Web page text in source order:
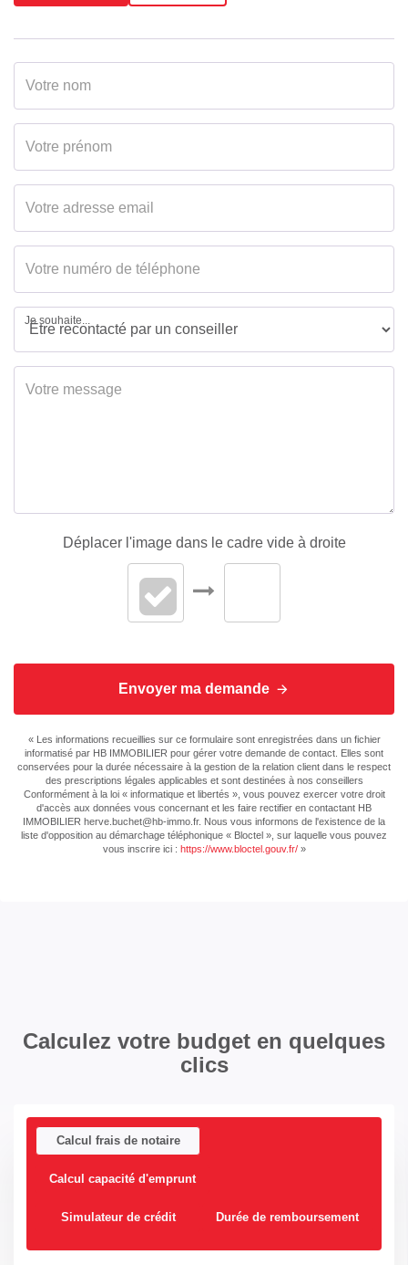
Je souhaite...
Déplacer l'image dans le cadre vide à droite
Envoyer ma demande
« Les informations recueillies sur ce formulaire sont enregistrées dans un fichier
informatisé par HB IMMOBILIER pour gérer votre demande de contact. Elles sont
conservées pour la durée nécessaire à la gestion de la relation client dans le respect
des prescriptions légales applicables et sont destinées à nos conseillers
Conformément à la loi « informatique et libertés », vous pouvez exercer votre droit
d'accès aux données vous concernant et les faire rectifier en contactant HB
IMMOBILIER herve.buchet@hb-immo.fr. Nous vous informons de l'existence de la
liste d'opposition au démarchage téléphonique « Bloctel », sur laquelle vous pouvez
vous inscrire ici : https://www.bloctel.gouv.fr/»
Calculez votre budget en quelques
clics
Calcul frais de notaire
Calcul capacité d'emprunt
Simulateur de crédit Durée de remboursement